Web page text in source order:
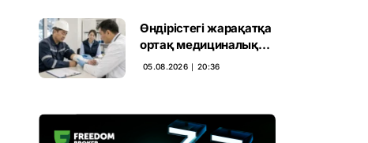
Өндірістегі жарақатқа
ортақ медициналық
талап енгізілмек
05.08.2026 ∣ 20:36